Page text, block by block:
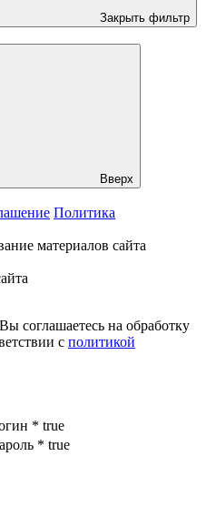
Закрыть фильтр
Вверх
Политика
материалов сайта
соглашаетесь на обработку
с политикой
* true
* true